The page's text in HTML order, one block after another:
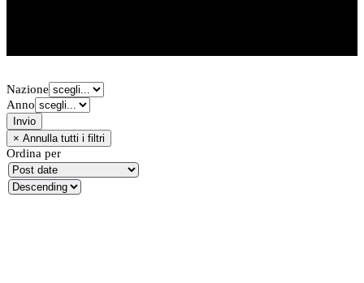
Nazione
Anno
Ordina per